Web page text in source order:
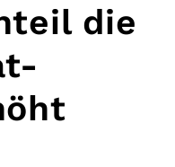
die